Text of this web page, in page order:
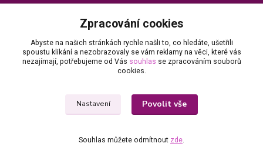
+420 735 055 075
(Po - Pá, 8 - 16 hod.)
info@x-nails.cz
Zpracování cookies
Abyste na našich stránkách rychle našli to, co hledáte, ušetřili
spoustu klikání a nezobrazovaly se vám reklamy na věci, které vás
nezajímají, potřebujeme od Vás souhlas se zpracováním souborů
cookies.
Nastavení Povolit vše
Souhlas můžete odmítnout zde.